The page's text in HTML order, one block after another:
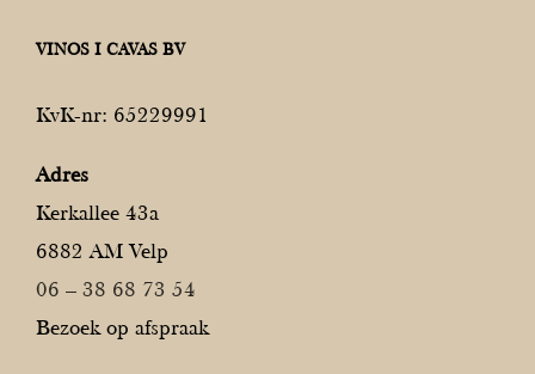
VINOS I CAVAS BV
KvK-nr: 65229991
Adres
Kerkallee 43a
6882 AM Velp
06 – 38 68 73 54
Bezoek op afspraak